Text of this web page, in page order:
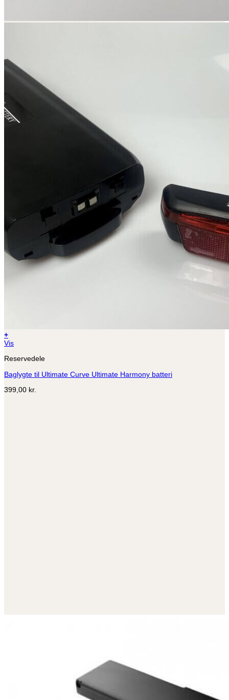
+
Vis
Reservedele
Baglygte til Ultimate Curve Ultimate Harmony batteri
399,00 kr.